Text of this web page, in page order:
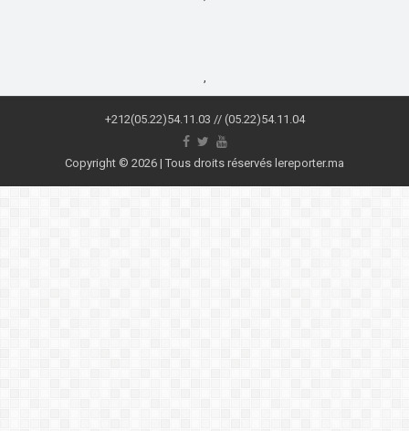
,
+212(05.22)54.11.03 // (05.22)54.11.04
Copyright © 2026 | Tous droits réservés lereporter.ma